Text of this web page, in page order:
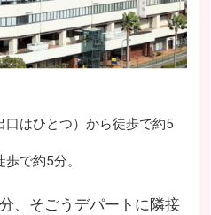
口はひとつ）から徒歩で約5
で約5分。
、そごうデパートに隣接